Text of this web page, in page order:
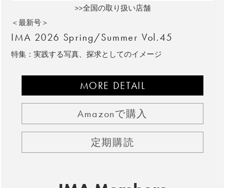
>>全国の取り扱い店舗
＜最新号＞
IMA 2026 Spring/Summer Vol.45
特集：実践する写真、探求としてのイメージ
MORE DETAIL
Amazonで購入
定期購読